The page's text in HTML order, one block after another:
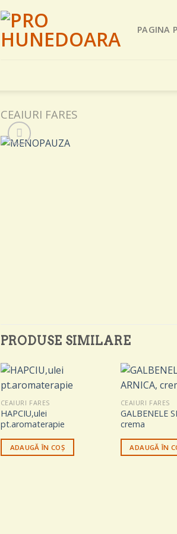
PAGINA
CEAIURI FARES
PRODUSE SIMILARE
CEAIURI FARES
HAPCIU,ulei
pt.aromaterapie
ADAUGĂ ÎN COȘ
CEAIURI FARES
GALBENELE
crema
ADAUGĂ ÎN